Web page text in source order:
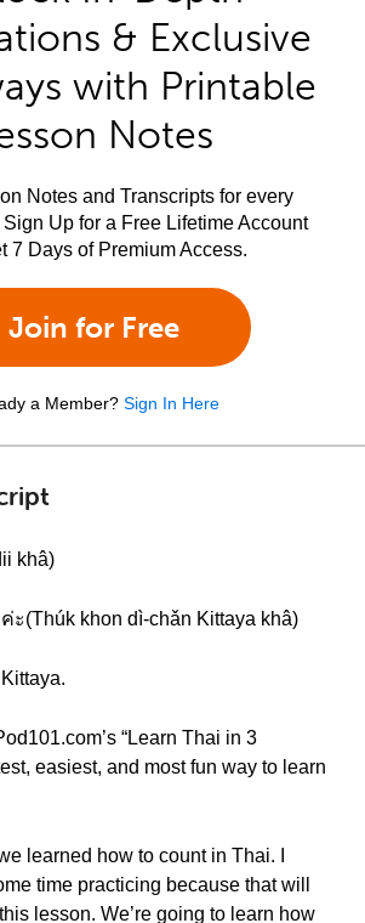
& Exclusive
with Printable
Notes
Notes and Transcripts for every
Up for a Free Lifetime Account
7 Days of Premium Access.
Join for Free
a Member? Sign In Here
khâ)
(Thúk khon dì-chǎn Kittaya khâ)
“Learn Thai in 3
easiest, and most fun way to learn
learned how to count in Thai. I
time practicing because that will
lesson. We’re going to learn how